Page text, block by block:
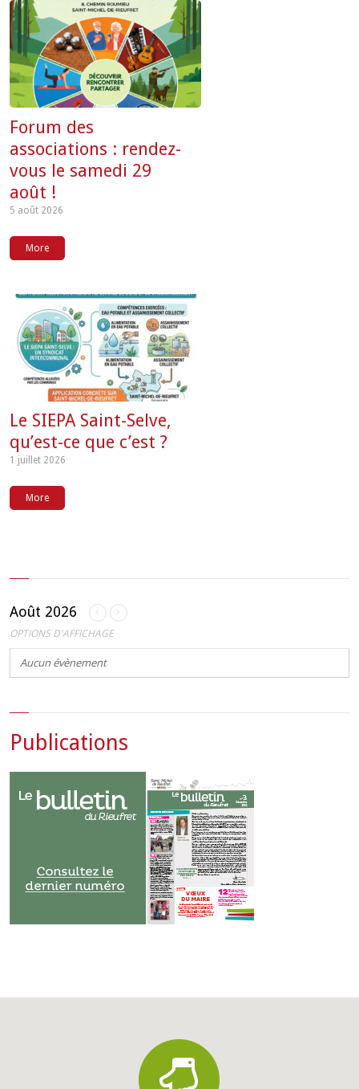
Forum des
associations : rendez-
vous le samedi 29
août !
5 août 2026
More
Le SIEPA Saint-Selve,
qu’est-ce que c’est ?
1 juillet 2026
More
Août 2026
OPTIONS D'AFFICHAGE
Aucun évènement
Publications